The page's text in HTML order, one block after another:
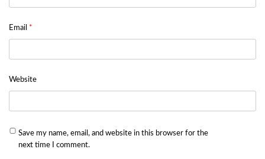
Email *
Website
Save my name, email, and website in this browser for the
next time I comment.